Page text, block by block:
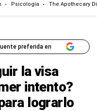
Psicología The Apothecary
preferida en
la visa
intento?
lograrlo